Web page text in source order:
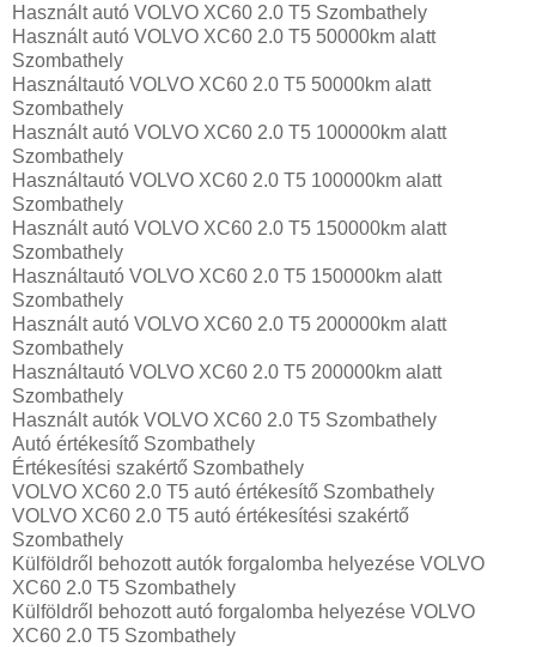
Használt autó‎ VOLVO XC60 2.0 T5 Szombathely
Használt autó‎ VOLVO XC60 2.0 T5 50000km alatt
Szombathely
Használtautó‎ VOLVO XC60 2.0 T5 50000km alatt
Szombathely
Használt autó‎ VOLVO XC60 2.0 T5 100000km alatt
Szombathely
Használtautó‎ VOLVO XC60 2.0 T5 100000km alatt
Szombathely
Használt autó‎ VOLVO XC60 2.0 T5 150000km alatt
Szombathely
Használtautó‎ VOLVO XC60 2.0 T5 150000km alatt
Szombathely
Használt autó‎ VOLVO XC60 2.0 T5 200000km alatt
Szombathely
Használtautó‎ VOLVO XC60 2.0 T5 200000km alatt
Szombathely
Használt autó‎k VOLVO XC60 2.0 T5 Szombathely
Autó értékesítő Szombathely
Értékesítési szakértő Szombathely
VOLVO XC60 2.0 T5 autó értékesítő Szombathely
VOLVO XC60 2.0 T5 autó értékesítési szakértő
Szombathely
Külföldről behozott autók forgalomba helyezése VOLVO
XC60 2.0 T5 Szombathely
Külföldről behozott autó forgalomba helyezése VOLVO
XC60 2.0 T5 Szombathely